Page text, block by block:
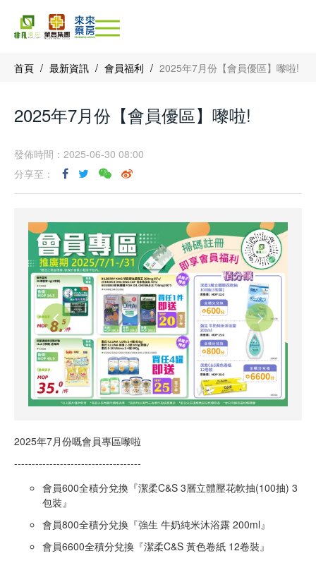
首頁 / 最新資訊 / 會員福利 / 2025年7月份【會員優區】嚟啦!
2025年7月份【會員優區】嚟啦!
發佈時間：2025-06-30 08:00
分享至：
2025年7月份嘅會員專區嚟啦
------------------------------------
會員600全積分兌換『潔柔C&S 3層立體壓花軟抽(100抽) 3
包裝』
會員800全積分兌換『強生 牛奶純米沐浴露 200ml』
會員6600全積分兌換『潔柔C&S 黃色卷紙 12卷裝』